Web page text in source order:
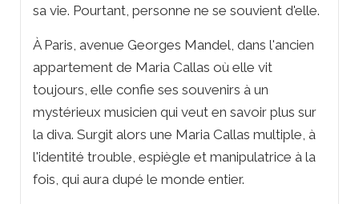
sa vie. Pourtant, personne ne se souvient d'elle.
À Paris, avenue Georges Mandel, dans l'ancien
appartement de Maria Callas où elle vit
toujours, elle confie ses souvenirs à un
mystérieux musicien qui veut en savoir plus sur
la diva. Surgit alors une Maria Callas multiple, à
l'identité trouble, espiègle et manipulatrice à la
fois, qui aura dupé le monde entier.